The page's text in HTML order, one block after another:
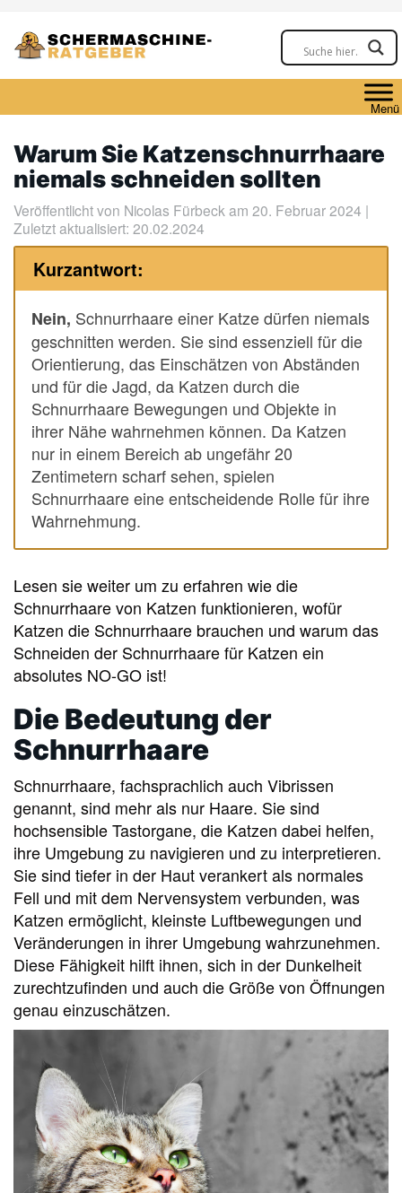
main
content
Menü
Warum Sie Katzenschnurrhaare
niemals schneiden sollten
Veröffentlicht von Nicolas Fürbeck am 20. Februar 2024 |
Zuletzt aktualisiert: 20.02.2024
Kurzantwort:
Nein, Schnurrhaare einer Katze dürfen niemals
geschnitten werden. Sie sind essenziell für die
Orientierung, das Einschätzen von Abständen
und für die Jagd, da Katzen durch die
Schnurrhaare Bewegungen und Objekte in
ihrer Nähe wahrnehmen können. Da Katzen
nur in einem Bereich ab ungefähr 20
Zentimetern scharf sehen, spielen
Schnurrhaare eine entscheidende Rolle für ihre
Wahrnehmung.
Lesen sie weiter um zu erfahren wie die
Schnurrhaare von Katzen funktionieren, wofür
Katzen die Schnurrhaare brauchen und warum das
Schneiden der Schnurrhaare für Katzen ein
absolutes NO-GO ist!
Die Bedeutung der
Schnurrhaare
Schnurrhaare, fachsprachlich auch Vibrissen
genannt, sind mehr als nur Haare. Sie sind
hochsensible Tastorgane, die Katzen dabei helfen,
ihre Umgebung zu navigieren und zu interpretieren.
Sie sind tiefer in der Haut verankert als normales
Fell und mit dem Nervensystem verbunden, was
Katzen ermöglicht, kleinste Luftbewegungen und
Veränderungen in ihrer Umgebung wahrzunehmen.
Diese Fähigkeit hilft ihnen, sich in der Dunkelheit
zurechtzufinden und auch die Größe von Öffnungen
genau einzuschätzen.